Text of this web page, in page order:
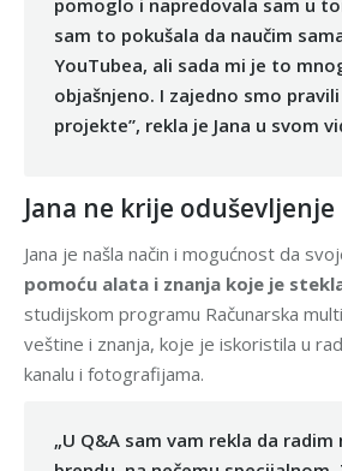
pomoglo i napredovala sam u
sam to pokušala da naučim
YouTubea, ali sada mi je to
objašnjeno. I zajedno smo
projekte”, rekla je Jana u svom
Jana ne krije oduševljenje
Jana je našla način i mogućnost da
pomoću alata i znanja koje je
studijskom programu Računarska
veštine i znanja, koje je iskoristila u
kanalu i fotografijama.
„U Q&A sam vam rekla da